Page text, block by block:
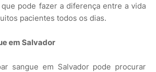
pode fazer a diferença entre a vida
pacientes todos os dias.
em Salvador
sangue em Salvador pode procurar